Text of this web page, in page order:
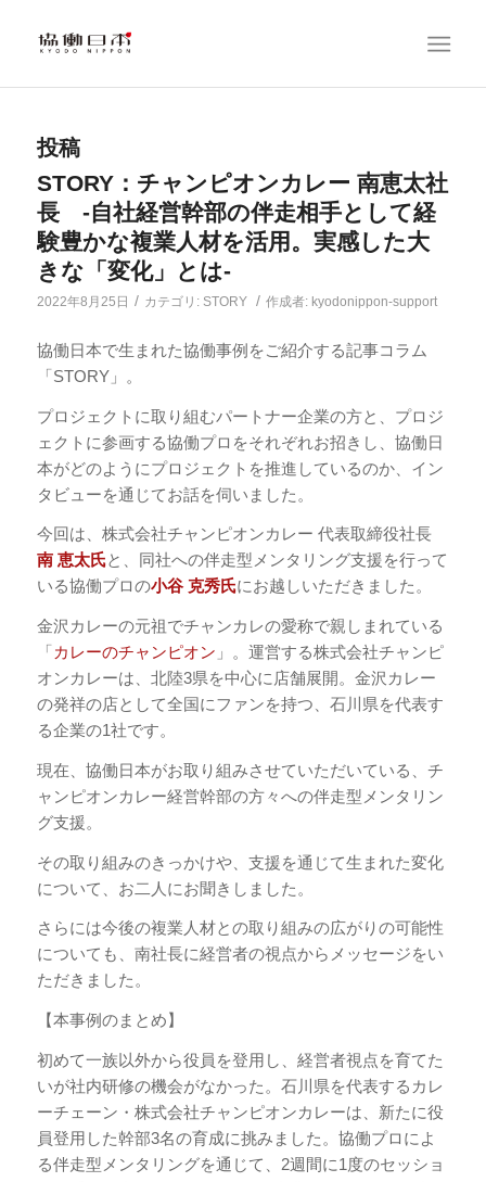
投稿
STORY：チャンピオンカレー 南恵太社
長 -自社経営幹部の伴走相手として経
験豊かな複業人材を活用。実感した大
きな「変化」とは-
2022年8月25日 / カテゴリ: STORY / 作成者: kyodonippon-support
協働日本で生まれた協働事例をご紹介する記事コラム
「STORY」。
プロジェクトに取り組むパートナー企業の方と、プロジ
ェクトに参画する協働プロをそれぞれお招きし、協働日
本がどのようにプロジェクトを推進しているのか、イン
タビューを通じてお話を伺いました。
今回は、株式会社チャンピオンカレー 代表取締役社長
南 恵太氏と、同社への伴走型メンタリング支援を行って
いる協働プロの小谷 克秀氏にお越しいただきました。
金沢カレーの元祖でチャンカレの愛称で親しまれている
「カレーのチャンピオン 」。運営する株式会社チャンピ
オンカレーは、北陸3県を中心に店舗展開。金沢カレー
の発祥の店として全国にファンを持つ、石川県を代表す
る企業の1社です。
現在、協働日本がお取り組みさせていただいている、チ
ャンピオンカレー経営幹部の方々への伴走型メンタリン
グ支援。
その取り組みのきっかけや、支援を通じて生まれた変化
について、お二人にお聞きしました。
さらには今後の複業人材との取り組みの広がりの可能性
についても、南社長に経営者の視点からメッセージをい
ただきました。
【本事例のまとめ】
初めて一族以外から役員を登用し、経営者視点を育てた
いが社内研修の機会がなかった。石川県を代表するカレ
ーチェーン・株式会社チャンピオンカレーは、新たに役
員登用した幹部3名の育成に挑みました。協働プロによ
る伴走型メンタリングを通じて、2週間に1度のセッショ